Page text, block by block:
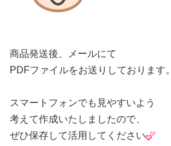
商品発送後、メールにて
PDFファイルをお送りしております。
スマートフォンでも見やすいよう
考えて作成いたしましたので、
ぜひ保存して活用してください